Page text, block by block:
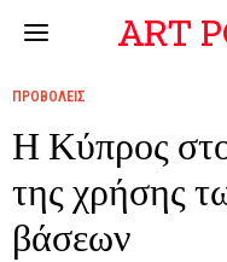
ART
ΠΡΟΒΟΛΕΙΣ
Η Κύπρος
της χρήσης
βάσεων